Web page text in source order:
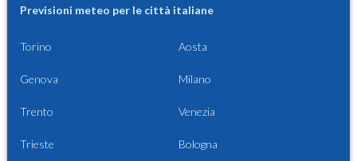
Previsioni meteo per le città italiane
Torino Aosta
Genova Milano
Trento Venezia
Trieste Bologna